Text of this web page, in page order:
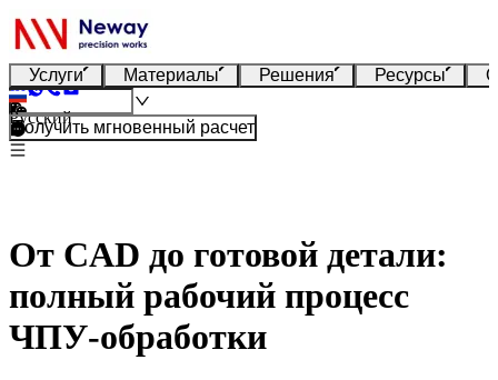
Услуги Материалы Решения Ресурсы
Русский
Получить мгновенный расчет
От CAD до готовой детали:
полный рабочий процесс
ЧПУ-обработки